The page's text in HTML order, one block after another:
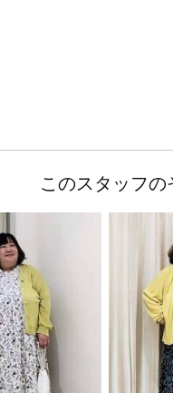
このスタッフの